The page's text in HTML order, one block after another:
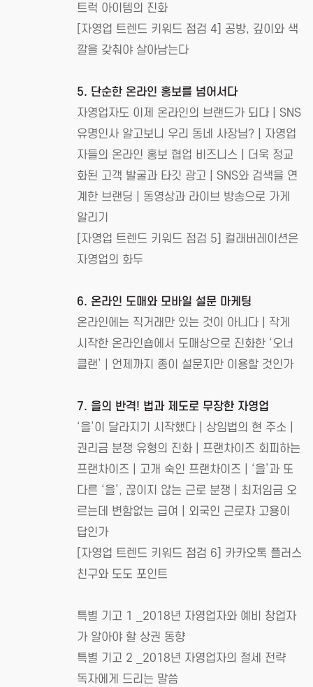
트럭 아이템의 진화
[자영업 트렌드 키워드 점검 4] 공방, 깊이와 색
깔을 갖춰야 살아남는다
5. 단순한 온라인 홍보를 넘어서다
자영업자도 이제 온라인의 브랜드가 되다 | SNS
유명인사 알고보니 우리 동네 사장님? | 자영업
자들의 온라인 홍보 협업 비즈니스 | 더욱 정교
화된 고객 발굴과 타깃 광고 | SNS와 검색을 연
계한 브랜딩 | 동영상과 라이브 방송으로 가게
알리기
[자영업 트렌드 키워드 점검 5] 컬래버레이션은
자영업의 화두
6. 온라인 도매와 모바일 설문 마케팅
온라인에는 직거래만 있는 것이 아니다 | 작게
시작한 온라인숍에서 도매상으로 진화한 ‘오너
클랜’ | 언제까지 종이 설문지만 이용할 것인가
7. 을의 반격! 법과 제도로 무장한 자영업
‘을’이 달라지기 시작했다 | 상임법의 현 주소 |
권리금 분쟁 유형의 진화 | 프랜차이즈 회피하는
프랜차이즈 | 고개 숙인 프랜차이즈 | ‘을’과 또
다른 ‘을’, 끊이지 않는 근로 분쟁 | 최저임금 오
르는데 변함없는 급여 | 외국인 근로자 고용이
답인가
[자영업 트렌드 키워드 점검 6] 카카오톡 플러스
친구와 도도 포인트
특별 기고 1 _2018년 자영업자와 예비 창업자
가 알아야 할 상권 동향
특별 기고 2 _2018년 자영업자의 절세 전략
독자에게 드리는 말씀